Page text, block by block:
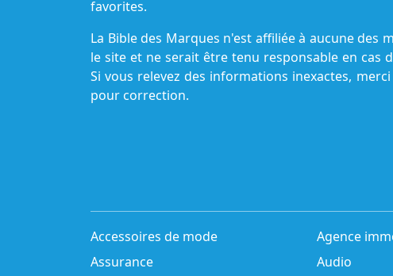
favorites.
La Bible des Marques n'est affiliée à aucune des
le site et ne serait être tenu responsable en cas
Si vous relevez des informations inexactes,
pour correction.
Accessoires de mode Agence
Assurance
Audio